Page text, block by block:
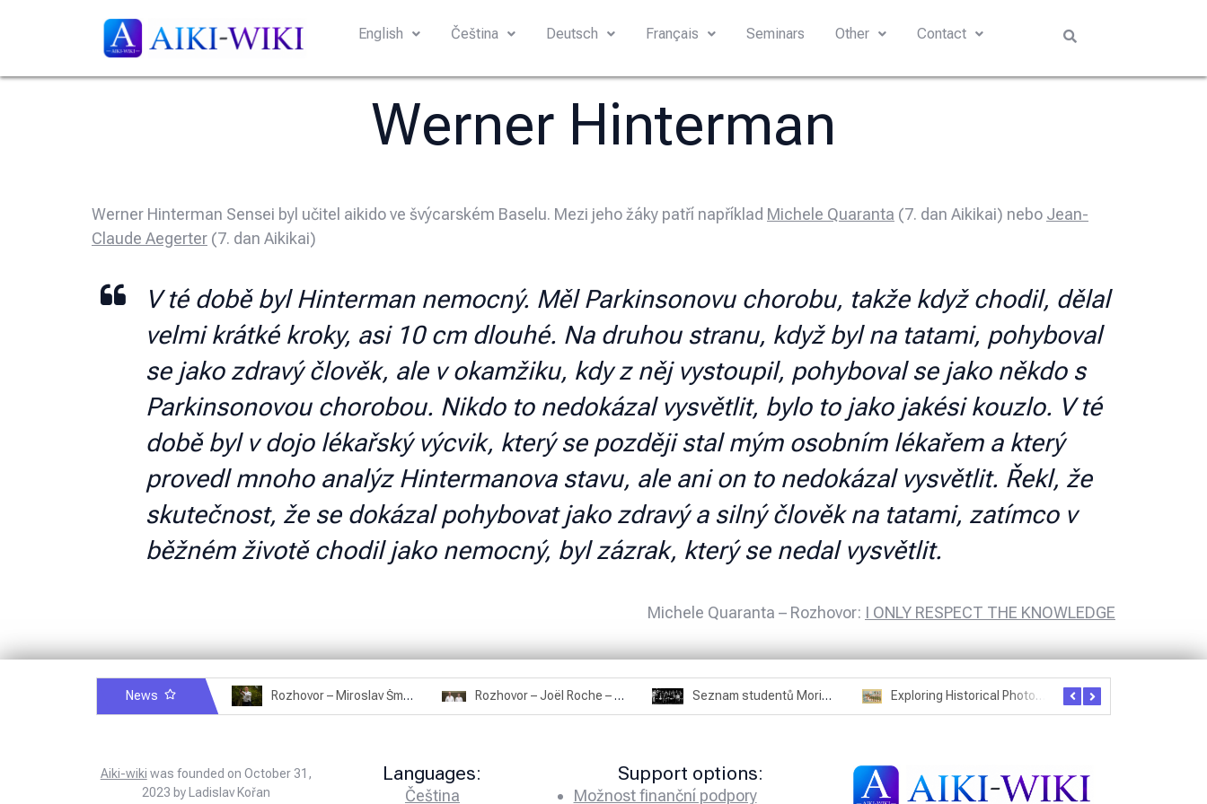
English Čeština Deutsch Français Seminars Other Contact
Werner Hinterman
Werner Hinterman Sensei byl učitel aikido ve švýcarském Baselu. Mezi jeho žáky patří například Michele Quaranta (7. dan Aikikai) nebo Jean-
Claude Aegerter (7. dan Aikikai)
V té době byl Hinterman nemocný. Měl Parkinsonovu chorobu, takže když chodil, dělal
velmi krátké kroky, asi 10 cm dlouhé. Na druhou stranu, když byl na tatami, pohyboval
se jako zdravý člověk, ale v okamžiku, kdy z něj vystoupil, pohyboval se jako někdo s
Parkinsonovou chorobou. Nikdo to nedokázal vysvětlit, bylo to jako jakési kouzlo. V té
době byl v dojo lékařský výcvik, který se později stal mým osobním lékařem a který
provedl mnoho analýz Hintermanova stavu, ale ani on to nedokázal vysvětlit. Řekl, že
skutečnost, že se dokázal pohybovat jako zdravý a silný člověk na tatami, zatímco v
běžném životě chodil jako nemocný, byl zázrak, který se nedal vysvětlit.
Michele Quaranta – Rozhovor: I ONLY RESPECT THE KNOWLEDGE
News Rozhovor – Miroslav Šmíd – 22.3.2025 Rozhovor – Joël Roche – 12.4.2025 – Praha, Karlín Seznam studentů Moriheie Ueshiby Exploring Historical Photos – Postcard from the Kwantung Army
Aiki-wiki was founded on October 31,
2023 by Ladislav Kořan
Languages:
Čeština
Support options:
Možnost finanční podpory